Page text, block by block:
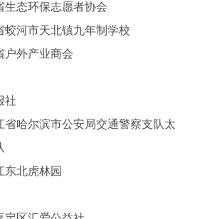
生态环保志愿者协会
蛟河市天北镇九年制学校
户外产业商会
社
省哈尔滨市公安局交通警察支队太
东北虎林园